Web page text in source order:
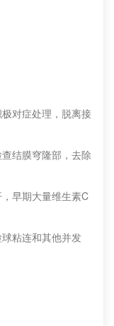
对症处理，脱离接
结膜穹隆部，去除
早期大量维生素C
粘连和其他并发